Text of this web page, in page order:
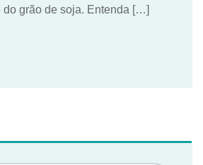
grão de soja. Entenda […]